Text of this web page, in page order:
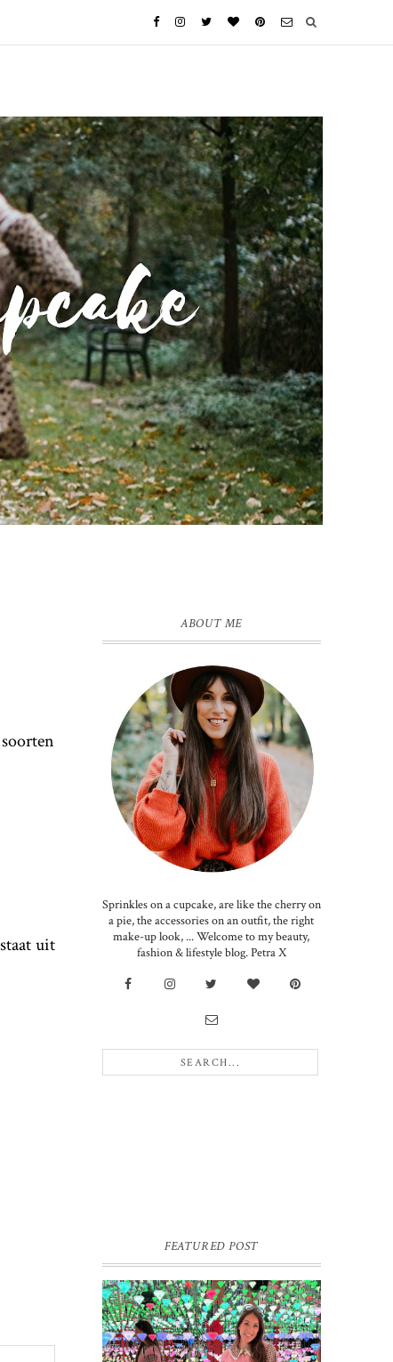
uit
ABOUT ME
Sprinkles on a cupcake, are like the cherry on
a pie, the accessories on an outfit, the right
make-up look, ... Welcome to my beauty,
fashion & lifestyle blog. Petra X
FEATURED POST